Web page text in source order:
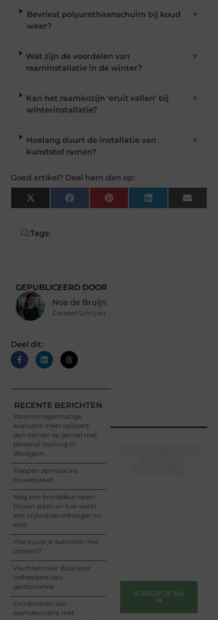
Bevriest polyurethaanschuim bij koud
weer?
▼
Wat zijn de voordelen van
raaminstallatie in de winter?
▼
Kan het raamkozijn 'eruit vallen' bij
winterinstallatie?
▼
Hoelang duurt de installatie van
kunststof ramen?
▼
Goed artikel? Deel hem dan op:
X
(Twitter)
FacebookPinterestLinkedIn Email
Tags:
GEPUBLICEERD DOOR
Noa de Bruijn
Creatief Schrijver
Deel dit:
RECENTE BERICHTEN
Waarom regelmatige
evaluatie meer oplevert
dan trainen op gevoel met
personal training in
Waregem
Trappen op maat als
bouwpakket
Mag een branddeur open
blijven staan en hoe werkt
een vrijloopdeurdranger nu
echt
Hoe bouw je autoriteit met
content?
Vluchten naar Ibiza voor
liefhebbers van
gastronomie
Combineren van
raamdecoratie met
SCHRIJF JE NU
IN